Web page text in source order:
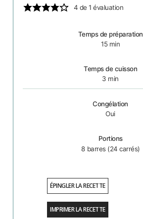
4 de 1 évaluation
Temps de préparation
15 min
Temps de cuisson
3 min
Congélation
Oui
Portions
8 barres (24 carrés)
ÉPINGLER LA RECETTE
IMPRIMER LA RECETTE